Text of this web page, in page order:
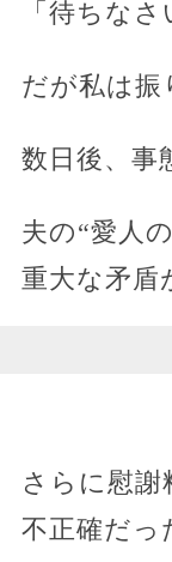
「待ちなさ
だが私は振
数日後、事
夫の“愛人
重大な矛盾
さらに慰謝
不正確だっ